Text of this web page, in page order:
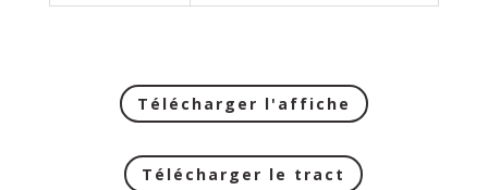
Télécharger l'affiche
Télécharger le tract